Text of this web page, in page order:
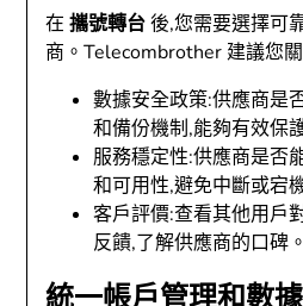
在攜號轉台後,您需要選擇可
商。Telecombrother 建議您
數據安全政策:供應商是
和備份機制,能夠有效保
服務穩定性:供應商是否
和可用性,避免中斷或宕
客戶評價:查看其他用戶
反饋,了解供應商的口碑。
統一帳戶管理和數